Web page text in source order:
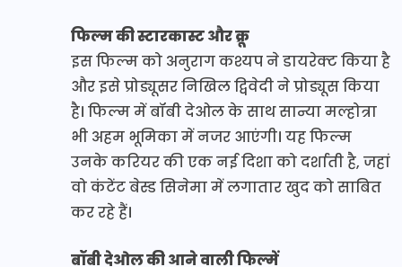
फिल्म की स्टारकास्ट और क्रू
इस फिल्म को अनुराग कश्यप ने डायरेक्ट किया है
और इसे प्रोड्यूसर निखिल द्विवेदी ने प्रोड्यूस किया
है। फिल्म में बॉबी देओल के साथ सान्या मल्होत्रा
भी अहम भूमिका में नजर आएंगी। यह फिल्म
उनके करियर की एक नई दिशा को दर्शाती है, जहां
वो कंटेंट बेस्ड सिनेमा में लगातार खुद को साबित
कर रहे हैं।
बॉबी देओल की आने वाली फिल्में